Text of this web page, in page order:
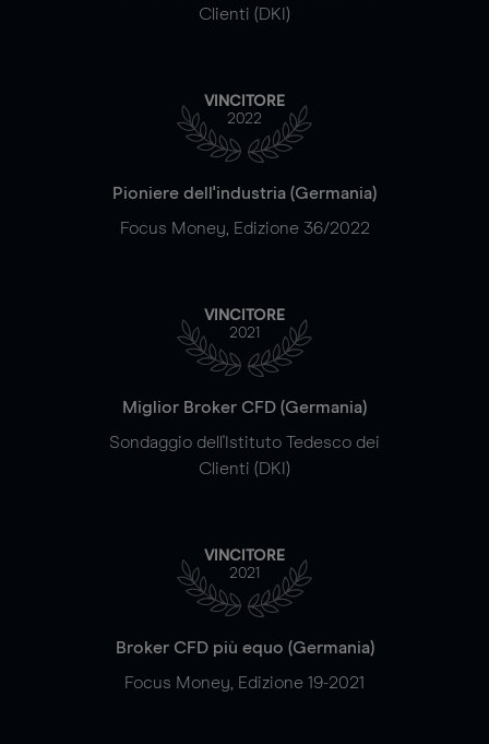
Clienti (DKI)
VINCITORE
2022
Pioniere dell'industria (Germania)
Focus Money, Edizione 36/2022
VINCITORE
2021
Miglior Broker CFD (Germania)
Sondaggio dell'Istituto Tedesco dei
Clienti (DKI)
VINCITORE
2021
Broker CFD più equo (Germania)
Focus Money, Edizione 19-2021